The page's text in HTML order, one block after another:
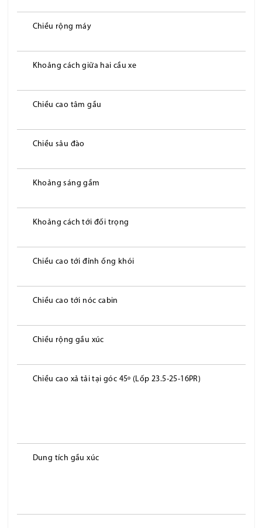
Chiều rộng máy
Khoảng cách giữa hai cầu xe
Chiều cao tâm gầu
Chiều sâu đào
Khoảng sáng gầm
Khoảng cách tới đối trọng
Chiều cao tới đỉnh ống khói
Chiều cao tới nóc cabin
Chiều rộng gầu xúc
Chiều cao xả tải tại góc 45º (Lốp 23.5-25-16PR)
Dung tích gầu xúc